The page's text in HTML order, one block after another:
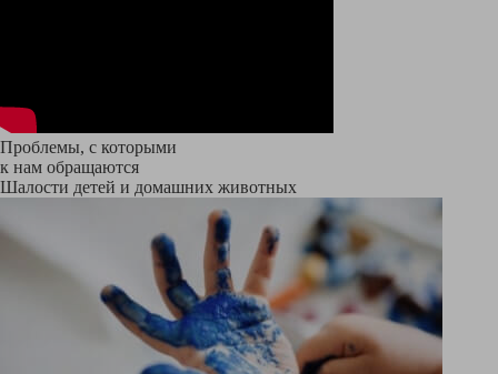
Проблемы, с которыми
к нам обращаются
Шалости детей и домашних животных